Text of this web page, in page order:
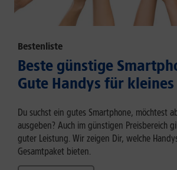
Bestenliste
Beste günstige
Gute Handys für
Du suchst ein gutes Smartphone, möchtest
ausgeben? Auch im günstigen Preisbereich
guter Leistung. Wir zeigen Dir, welche
Gesamtpaket bieten.